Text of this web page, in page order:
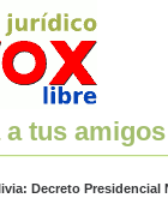
tus amigos
Decreto Presidencial